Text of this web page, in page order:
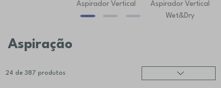
Aspirador Vertical
Aspirador Vertical
Wet&Dry
Aspiração
24 de 387 produtos